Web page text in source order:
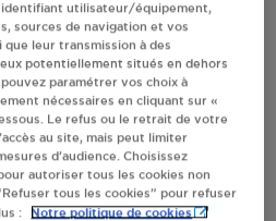
LE TÉLÉPHONE
DU REVENDEUR
j’autorise le traitement
IP) et leur transfert hors UE
la carte.
En savoir plus
utilisateur/équipement,
sources de navigation et vos
leur transmission à des
potentiellement situés en dehors
paramétrer vos choix à
nécessaires en cliquant sur «
Le refus ou le retrait de votre
au site, mais peut limiter
d’audience. Choisissez
autoriser tous les cookies non
tous les cookies” pour refuser
:
Notre politique de cookies